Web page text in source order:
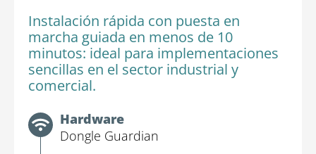
Instalación rápida con puesta en
marcha guiada en menos de 10
minutos: ideal para implementaciones
sencillas en el sector industrial y
comercial.
Hardware
Dongle Guardian